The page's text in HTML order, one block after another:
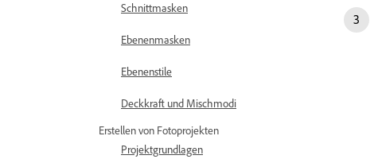
Schnittmasken
Ebenenmasken
Ebenenstile
Deckkraft und Mischmodi
Erstellen von Fotoprojekten
Projektgrundlagen